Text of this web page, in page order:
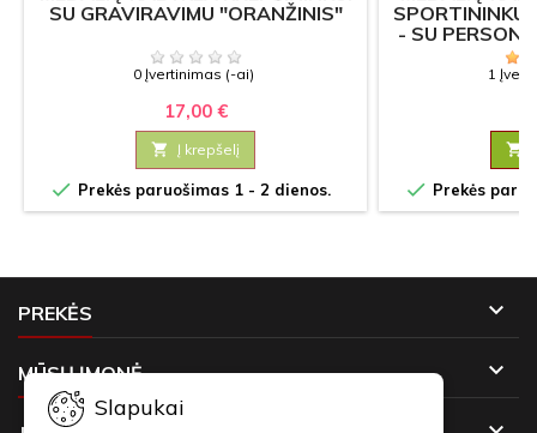
SU GRAVIRAVIMU "ORANŽINIS"
0 Įvertinimas (-ai)
17,00 €
 Į krepšelį
 Prekės paruošimas 1 - 2 dienos.
- SU
1

 Prekės
PREKĖS 
MŪSŲ ĮMONĖ 
Slapukai